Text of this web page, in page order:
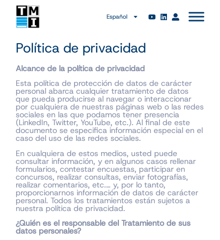
Español
Política de privacidad
Alcance de la política de privacidad
Esta política de protección de datos de carácter
personal abarca cualquier tratamiento de datos
que pueda producirse al navegar o interaccionar
por cualquiera de nuestras páginas web o las redes
sociales en las que podamos tener presencia
(LinkedIn, Twitter, YouTube, etc.). Al final de este
documento se especifica información especial en el
caso del uso de las redes sociales.
En cualquiera de estos medios, usted puede
consultar información, y en algunos casos rellenar
formularios, contestar encuestas, participar en
concursos, realizar consultas, enviar fotografías,
realizar comentarios, etc.… y, por lo tanto,
proporcionarnos información de datos de carácter
personal. Todos los tratamientos están sujetos a
nuestra política de privacidad.
¿Quién es el responsable del Tratamiento de sus
datos personales?